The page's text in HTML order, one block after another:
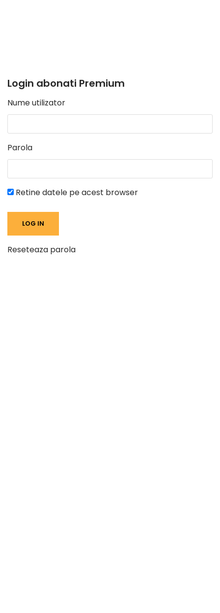
Login abonati Premium
Nume utilizator
Parola
Retine datele pe acest browser
Reseteaza parola